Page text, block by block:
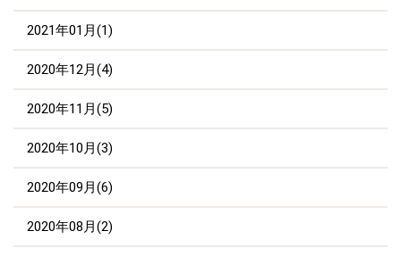
2021年01月(1)
2020年12月(4)
2020年11月(5)
2020年10月(3)
2020年09月(6)
2020年08月(2)